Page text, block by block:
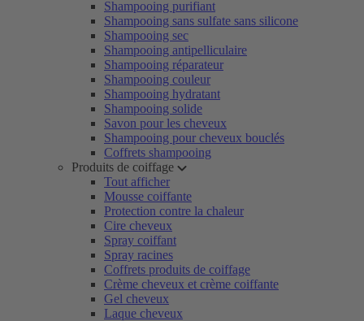
Shampooing purifiant
Shampooing sans sulfate sans silicone
Shampooing sec
Shampooing antipelliculaire
Shampooing réparateur
Shampooing couleur
Shampooing hydratant
Shampooing solide
Savon pour les cheveux
Shampooing pour cheveux bouclés
Coffrets shampooing
Produits de coiffage
Tout afficher
Mousse coiffante
Protection contre la chaleur
Cire cheveux
Spray coiffant
Spray racines
Coffrets produits de coiffage
Crème cheveux et crème coiffante
Gel cheveux
Laque cheveux